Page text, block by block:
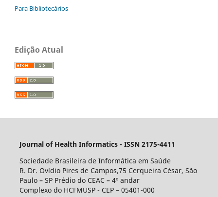
Para Bibliotecários
Edição Atual
Journal of Health Informatics - ISSN 2175-4411
Sociedade Brasileira de Informática em Saúde
R. Dr. Ovídio Pires de Campos,75 Cerqueira César, São
Paulo – SP Prédio do CEAC – 4º andar
Complexo do HCFMUSP - CEP – 05401-000